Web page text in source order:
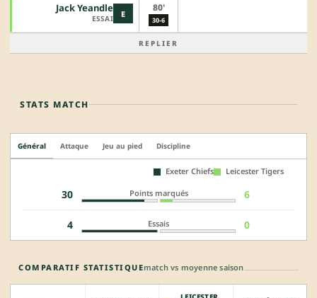
E
Jack Yeandle
ESSAI
80'
30-6
REPLIER
STATS MATCH
Général Attaque Jeu au pied Discipline
Exeter Chiefs Leicester Tigers
30 Points marqués 6
4 Essais 0
COMPARATIF STATISTIQUEmatch vs moyenne saison